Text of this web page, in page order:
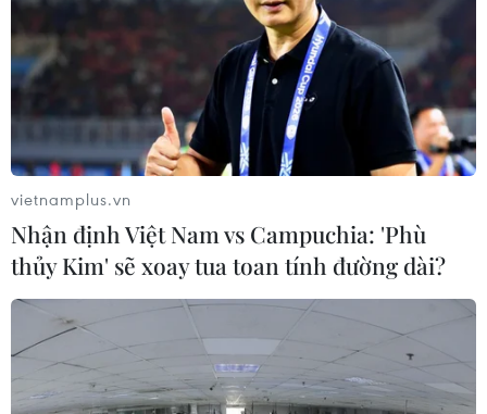
vietnamplus.vn
Nhận định Việt Nam vs Campuchia: 'Phù
thủy Kim' sẽ xoay tua toan tính đường dài?